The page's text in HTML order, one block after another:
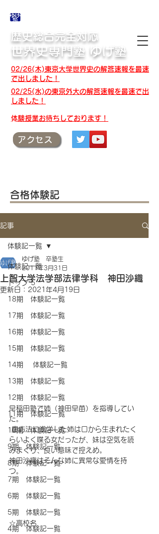
歴史総合完全対応
世界史専門塾 ゆげ塾
02/25(水)の東京外大の解答速報を最速で出
しました！
​体験授業お待ちしております！
アクセス
02/26(木)東京大学世界史の解答速報を最速
で出しました！
合格体験記
記事
体験記一覧
トップ 5
18期 体験記一覧
17期 体験記一覧
16期 体験記一覧
15期 体験記一覧
14期 体験記一覧
13期 体験記一覧
12期 体験記一覧
11期 体験記一覧
10期 体験記一覧
9期 体験記一覧
8期 体験記一覧
7期 体験記一覧
6期 体験記一覧
5期 体験記一覧
4期 体験記一覧
体験記一覧
上智大学法学部法律学科 神田沙織
ゆげ塾 卒塾生
2011年3月31日
更新日： 2021年4月19日
早稲田塾で姉（神田早苗）を指導してい
た。
慶応法に進学した姉は口から生まれたく
らいよく喋る女だったが、妹は空気を読
みまくり、良い意味で控えめ。
神田沙織はそんな姉に異常な愛情を持
つ。
☆高校名